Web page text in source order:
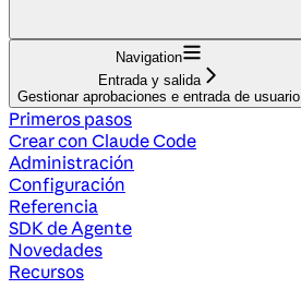
Navigation
Entrada y salida
Gestionar aprobaciones e entrada de usuario
Primeros pasos
Crear con Claude Code
Administración
Configuración
Referencia
SDK de Agente
Novedades
Recursos